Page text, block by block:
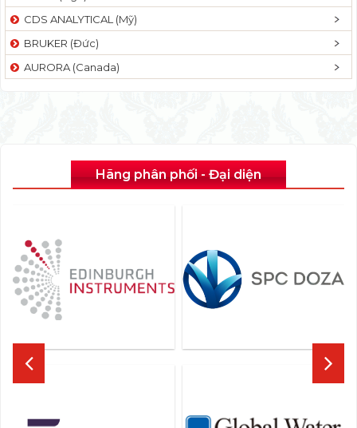
CDS ANALYTICAL (Mỹ)
BRUKER (Đức)
AURORA (Canada)
Hãng phân phối - Đại diện